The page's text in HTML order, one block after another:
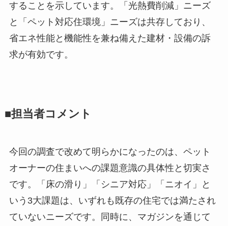
することを示しています。「光熱費削減」ニーズ
と「ペット対応住環境」ニーズは共存しており、
省エネ性能と機能性を兼ね備えた建材・設備の訴
求が有効です。
■担当者コメント
今回の調査で改めて明らかになったのは、ペット
オーナーの住まいへの課題意識の具体性と切実さ
です。「床の滑り」「シニア対応」「ニオイ」と
いう3大課題は、いずれも既存の住宅では満たされ
ていないニーズです。同時に、マガジンを通じて